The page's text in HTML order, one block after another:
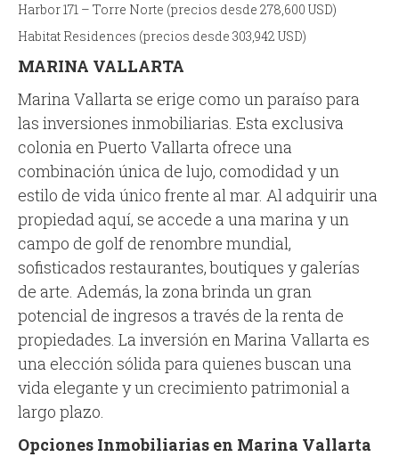
Harbor 171 – Torre Norte (precios desde 278,600 USD)
Habitat Residences (precios desde 303,942 USD)
MARINA VALLARTA
Marina Vallarta se erige como un paraíso para
las inversiones inmobiliarias. Esta exclusiva
colonia en Puerto Vallarta ofrece una
combinación única de lujo, comodidad y un
estilo de vida único frente al mar. Al adquirir una
propiedad aquí, se accede a una marina y un
campo de golf de renombre mundial,
sofisticados restaurantes, boutiques y galerías
de arte. Además, la zona brinda un gran
potencial de ingresos a través de la renta de
propiedades. La inversión en Marina Vallarta es
una elección sólida para quienes buscan una
vida elegante y un crecimiento patrimonial a
largo plazo.
Opciones Inmobiliarias en Marina Vallarta